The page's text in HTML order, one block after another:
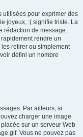
utilisées pour exprimer des
joyeux, :( signifie triste. La
rédaction de message.
rendre un
retirer ou simplement
défini un nombre
Par ailleurs, si
charger une image
sur un serveur Web
Vous ne pouvez pas